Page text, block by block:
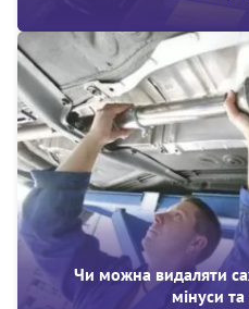
Чи можна видаляти
мінуси та